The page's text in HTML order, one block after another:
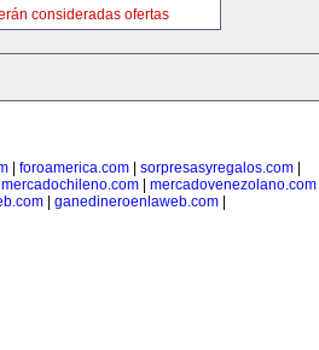
consideradas ofertas
| foroamerica.com| sorpresasyregalos.com|
mercadochileno.com mercadovenezolano.com
| ganedineroenlaweb.com|